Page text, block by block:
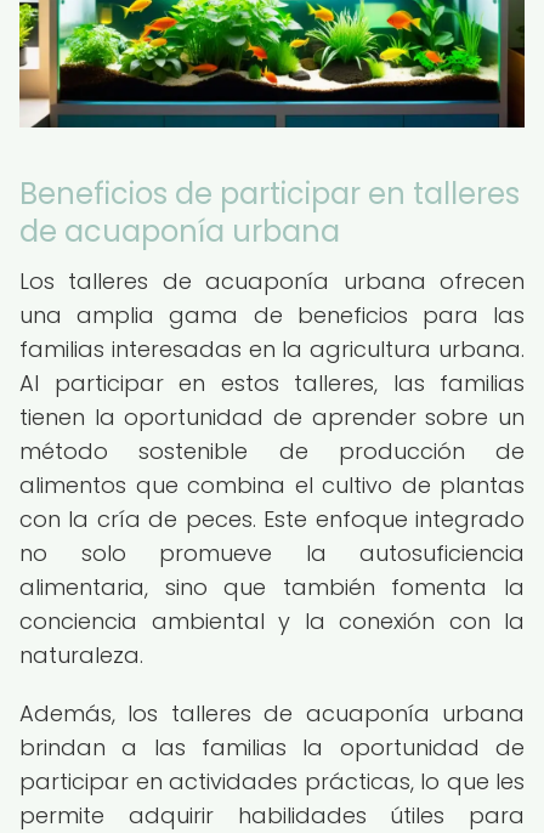
Beneficios de participar en talleres
de acuaponía urbana
Los talleres de acuaponía urbana ofrecen
una amplia gama de beneficios para las
familias interesadas en la agricultura urbana.
Al participar en estos talleres, las familias
tienen la oportunidad de aprender sobre un
método sostenible de producción de
alimentos que combina el cultivo de plantas
con la cría de peces. Este enfoque integrado
no solo promueve la autosuficiencia
alimentaria, sino que también fomenta la
conciencia ambiental y la conexión con la
naturaleza.
Además, los talleres de acuaponía urbana
brindan a las familias la oportunidad de
participar en actividades prácticas, lo que les
permite adquirir habilidades útiles para